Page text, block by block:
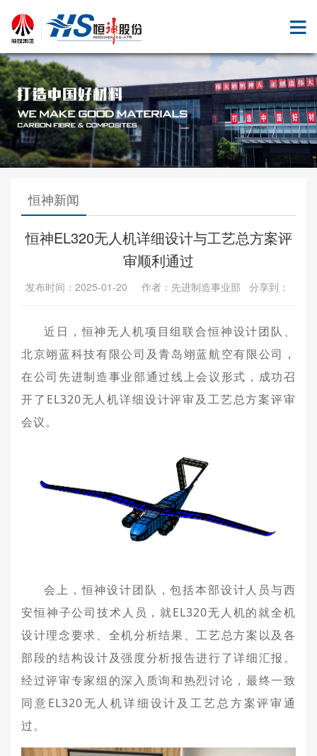
恒神新闻
恒神EL320无人机详细设计与工艺总方案评
审顺利通过
发布时间：2025-01-20 作者：先进制造事业部 分享到：
近日，恒神无人机项目组联合恒神设计团队、
北京翊蓝科技有限公司及青岛翊蓝航空有限公司，
在公司先进制造事业部通过线上会议形式，成功召
开了EL320无人机详细设计评审及工艺总方案评审
会议。
会上，恒神设计团队，包括本部设计人员与西
安恒神子公司技术人员，就EL320无人机的就全机
设计理念要求、全机分析结果、工艺总方案以及各
部段的结构设计及强度分析报告进行了详细汇报。
经过评审专家组的深入质询和热烈讨论，最终一致
同意EL320无人机详细设计及工艺总方案评审通
过。